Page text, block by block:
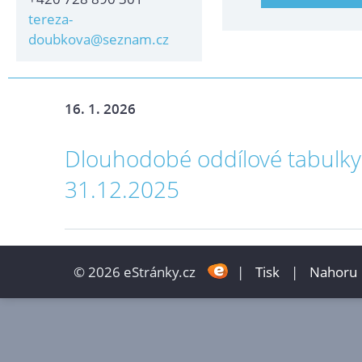
tereza-
doubkova@seznam.cz
16. 1. 2026
Dlouhodobé oddílové
31.12.2025
© 2026 eStránky.cz | Tisk | Nahoru